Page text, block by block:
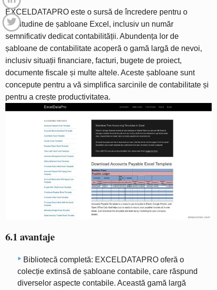
EXCELDATAPRO este o sursă de încredere pentru o
multitudine de șabloane Excel, inclusiv un număr
semnificativ dedicat contabilității. Abundența lor de
șabloane de contabilitate acoperă o gamă largă de nevoi,
inclusiv situații financiare, facturi, bugete de proiect,
documente fiscale și multe altele. Aceste șabloane sunt
concepute pentru a vă simplifica sarcinile de contabilitate și
pentru a crește productivitatea.
6.1 avantaje
Bibliotecă completă: EXCELDATAPRO oferă o
colecție extinsă de șabloane contabile, care răspund
diverselor aspecte contabile. Această gamă largă